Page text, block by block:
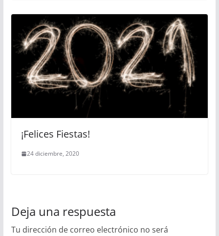
¡Felices Fiestas!
24 diciembre, 2020
Deja una respuesta
Tu dirección de correo electrónico no será